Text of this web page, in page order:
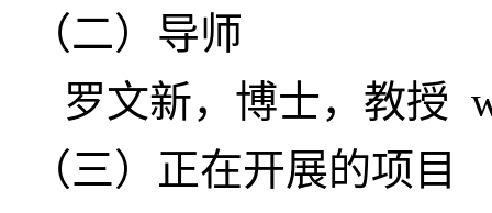
（二）导师
罗文新，博士，教授
（三）正在开展的项目